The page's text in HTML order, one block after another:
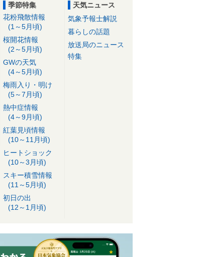
季節特集
花粉飛散情報
(1～5月頃)
桜開花情報
(2～5月頃)
GWの天気
(4～5月頃)
梅雨入り・明け
(5～7月頃)
熱中症情報
(4～9月頃)
紅葉見頃情報
(10～11月頃)
ヒートショック
(10～3月頃)
スキー積雪情報
(11～5月頃)
初日の出
(12～1月頃)
天気ニュース
気象予報士解説
暮らしの話題
放送局のニュース
特集